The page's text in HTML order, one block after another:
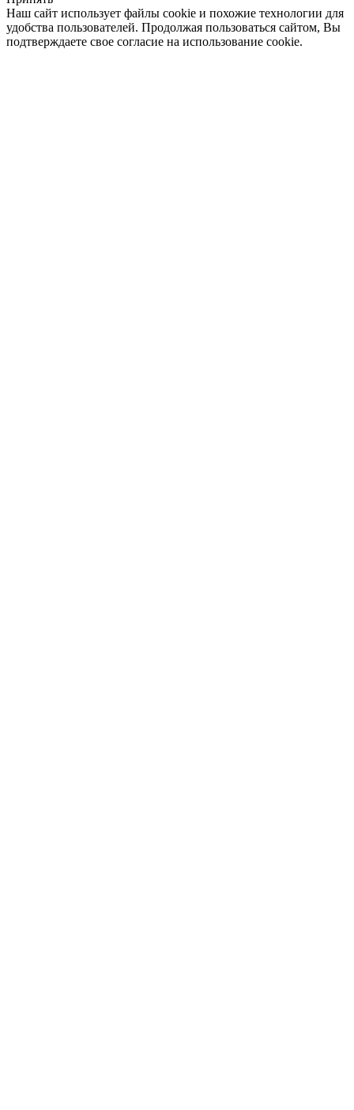
Наш сайт использует файлы cookie и похожие технологии для
удобства пользователей. Продолжая пользоваться сайтом, Вы
подтверждаете свое согласие на использование cookie.